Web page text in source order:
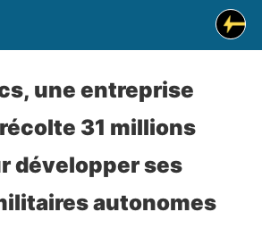
une entreprise
31 millions
développer ses
autonomes